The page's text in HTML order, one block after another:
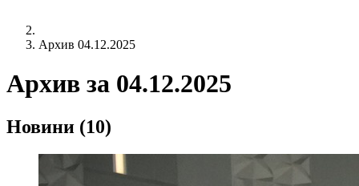
Архив 04.12.2025
Архив за 04.12.2025
Новини (10)